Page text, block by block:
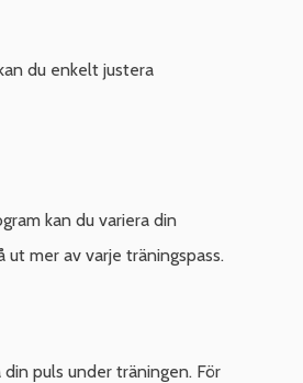
du enkelt justera
kan du variera din
mer av varje träningspass.
puls under träningen. För